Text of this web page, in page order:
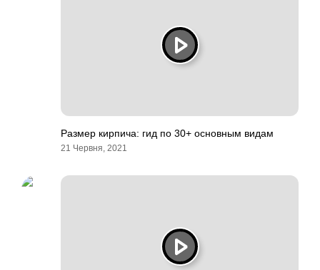
Размер кирпича: гид по 30+ основным видам
21 Червня, 2021